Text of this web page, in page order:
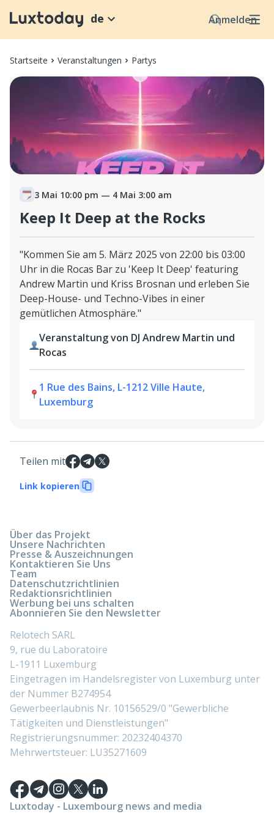
Anmelden
de
Startseite Veranstaltungen Partys
3 Mai 10:00 pm — 4 Mai 3:00 am
Keep It Deep at the Rocks
"Kommen Sie am 5. März 2025 von 22:00 bis 03:00
Uhr in die Rocas Bar zu 'Keep It Deep' featuring
Andrew Martin und Kriss Brosnan und erleben Sie
Deep-House- und Techno-Vibes in einer
gemütlichen Atmosphäre."
Veranstaltung von DJ Andrew Martin und
Rocas
1 Rue des Bains, L-1212 Ville Haute,
Luxemburg
Teilen mit
Link kopieren
Über das Projekt
Unsere Nachrichten
Presse & Auszeichnungen
Kontaktieren Sie Uns
Team
Datenschutzrichtlinien
Redaktionsrichtlinien
Werbung bei uns schalten
Abonnieren Sie den Newsletter
Relotech SARL
9, rue du Laboratoire
L-1911 Luxemburg
Eingetragen im Handelsregister von Luxemburg unter
der Nummer B274954
Gewerbeerlaubnis Nr. 10156529/0 "Gewerbliche
Tätigkeiten und Dienstleistungen"
Registrierungsnummer: 20232404370
Mehrwertsteuer: LU35271609
Luxtoday - Luxembourg news and media